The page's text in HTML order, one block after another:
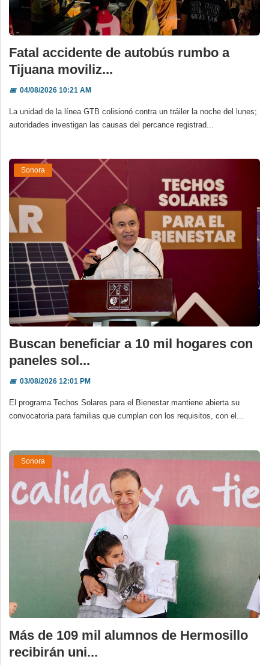
Fatal accidente de autobús rumbo a
Tijuana moviliz...
📅04/08/2026 10:21 AM
La unidad de la línea GTB colisionó contra un tráiler la noche del lunes;
autoridades investigan las causas del percance registrad...
Sonora
Buscan beneficiar a 10 mil hogares con
paneles sol...
📅03/08/2026 12:01 PM
El programa Techos Solares para el Bienestar mantiene abierta su
convocatoria para familias que cumplan con los requisitos, con el...
Sonora
Más de 109 mil alumnos de Hermosillo
recibirán uni...